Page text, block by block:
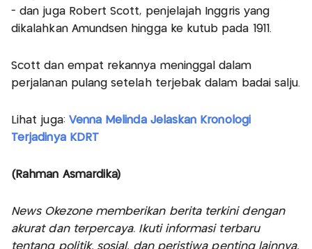
- dan juga Robert Scott, penjelajah Inggris yang
dikalahkan Amundsen hingga ke kutub pada 1911.
Scott dan empat rekannya meninggal dalam
perjalanan pulang setelah terjebak dalam badai salju.
Lihat juga: Venna Melinda Jelaskan Kronologi
Terjadinya KDRT
(Rahman Asmardika)
News Okezone memberikan berita terkini dengan
akurat dan terpercaya. Ikuti informasi terbaru
tentang politik, sosial, dan peristiwa penting lainnya,